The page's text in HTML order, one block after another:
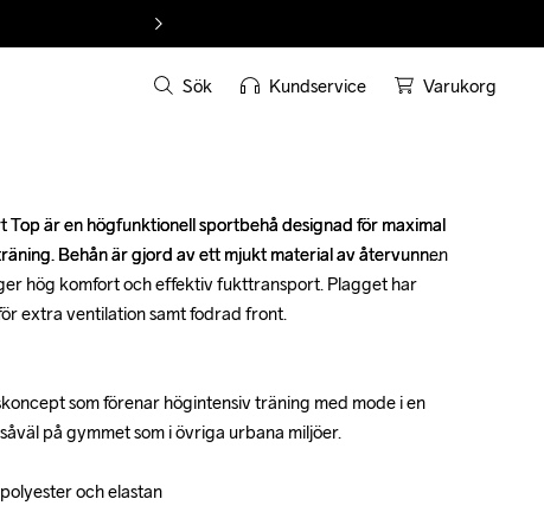
Sök Kundservice Varukorg
Top är en högfunktionell sportbehå designad för maximal
Behån är gjord av ett mjukt material av återvunnen
hög komfort och effektiv fukttransport. Plagget har
extra ventilation samt fodrad front.
som förenar högintensiv träning med mode i en
på gymmet som i övriga urbana miljöer.
och elastan
Top är en högfunktionell sportbehå designad för maximal
Behån är gjord av ett mjukt material av återvunnen
hög komfort och effektiv fukttransport. Plagget har
extra ventilation samt fodrad front.
som förenar högintensiv träning med mode i en
på gymmet som i övriga urbana miljöer.
och elastan